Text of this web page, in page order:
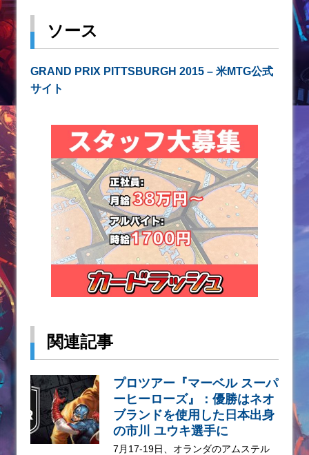
ソース
GRAND PRIX PITTSBURGH 2015 – 米MTG公式
サイト
関連記事
プロツアー『マーベル スーパ
ーヒーローズ』：優勝はネオ
ブランドを使用した日本出身
の市川 ユウキ選手に
7月17-19日、オランダのアムステル